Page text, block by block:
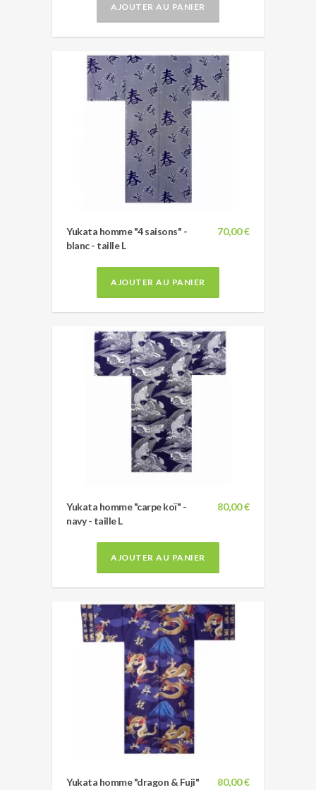
AJOUTER AU PANIER
70,00 €
Yukata homme "4 saisons" -
blanc - taille L
AJOUTER AU PANIER
80,00 €
Yukata homme "carpe koï" -
navy - taille L
AJOUTER AU PANIER
80,00 €
Yukata homme "dragon & Fuji"